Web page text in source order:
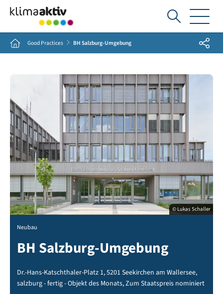
Ich
suche...
Home Good Practices BH Salzburg-Umgebung Share
© Lukas Schaller
Neubau
BH Salzburg-Umgebung
Dr.-Hans-Katschthaler-Platz 1, 5201 Seekirchen am Wallersee,
salzburg - fertig - Objekt des Monats, Zum Staatspreis nominiert